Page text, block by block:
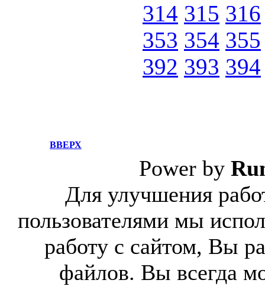
314 315 316
353 354 355
392 393 394
ВВЕРХ
Power by
Для улучшения
пользователями мы
работу с сайтом, Вы
файлов. Вы всегда